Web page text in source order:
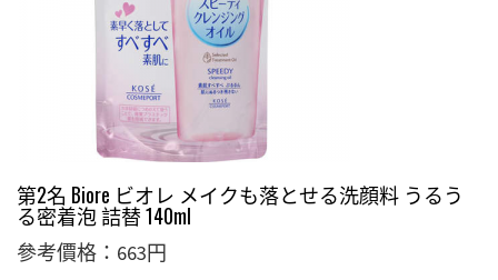
第2名 Biore ビオレ メイクも落とせる洗顔料 うるう
る密着泡 詰替 140ml
參考價格：663円